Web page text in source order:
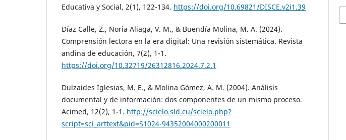
Educativa y Social, 2(1), 122-134. https://doi.org/10.69821/DISCE.v2i1.39
Díaz Calle, Z., Noria Aliaga, V. M., & Buendía Molina, M. A. (2024).
Comprensión lectora en la era digital: Una revisión sistemática. Revista
andina de educación, 7(2), 1-1.
https://doi.org/10.32719/26312816.2024.7.2.1
Dulzaides Iglesias, M. E., & Molina Gómez, A. M. (2004). Análisis
documental y de información: dos componentes de un mismo proceso.
Acimed, 12(2), 1-1. http://scielo.sld.cu/scielo.php?
script=sci_arttext&pid=S1024-94352004000200011